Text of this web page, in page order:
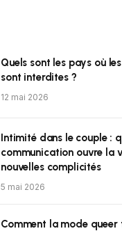
Quels sont les pays où
sont interdites ?
12 mai 2026
Intimité dans le couple :
communication ouvre la
nouvelles complicités
5 mai 2026
Comment la mode